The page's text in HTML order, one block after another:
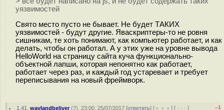
уязвимостей
Свято место пусто не бывает. Не будет ТАКИХ
уязвимостей - будут другие. Яваскриптеры-то не ровня
сишникам, те хоть понимают, как компьютер работает, и как
делать, чтобы он работал. А у этих уже на уровне вывода
HelloWorld на страницу сайта куча функционально-
объектной лапши, которая непонятно как работает,
работает через раз, и каждый год устаревает и требует
переписывания на новый фреймворк.
1.41 ,waylandbeliver(?), 23:00, 25/07/2017 [ответить] [ ﹢﹢﹢] [ · · ·]
–1